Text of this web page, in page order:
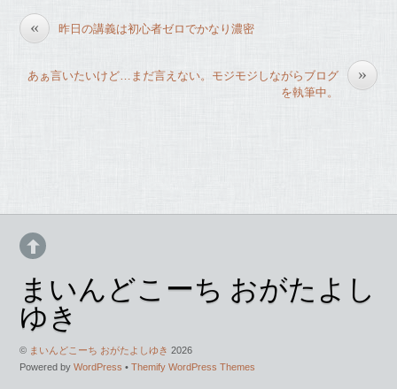
b
o
« 昨日の講義は初心者ゼロでかなり濃密
»
あぁ言いたいけど…まだ言えない。モジモジしながらブログ
を執筆中。
まいんどこーち おがたよし
ゆき
© まいんどこーち おがたよしゆき 2026
Powered byWordPress •Themify WordPress Themes